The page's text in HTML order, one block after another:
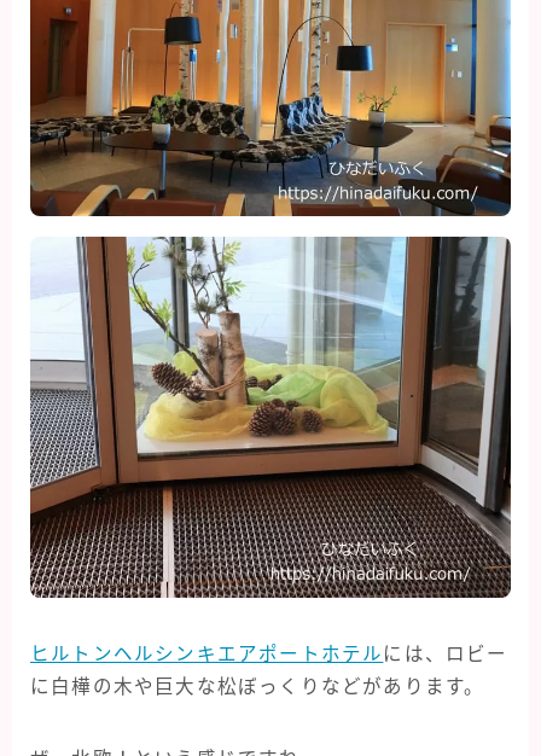
ヒルトンヘルシンキエアポートホテル には、ロビー
に白樺の木や巨大な松ぼっくりなどがあります。